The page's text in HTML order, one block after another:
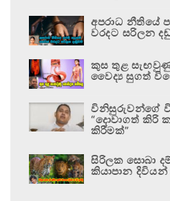
අපරාධ නීතියේ
වරදට සරිලන
කුස තුළ
වෛද්‍ය සුගත්
විනිසුරුවන්ගේ
“දොවාගත් කිරි
කිරීමක්”
සිරිලක සොබා
කියාපාන